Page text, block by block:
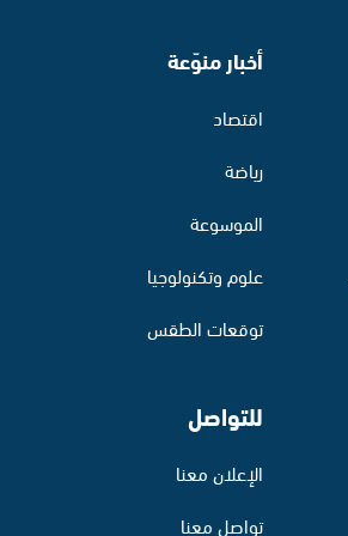
أخبار منوّعة
اقتصاد
رياضة
الموسوعة
علوم وتكنولوجيا
توقعات الطقس
للتواصل
الإعلان معنا
تواصل معنا